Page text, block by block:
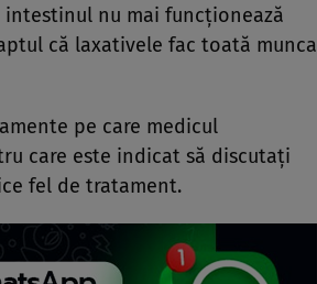
nu mai funcţionează
că laxativele fac toată munca
pe care medicul
care este indicat să discutaţi
fel de tratament.